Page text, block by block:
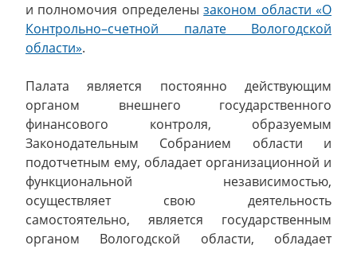
и полномочия определенызаконом области «О
Контрольно–счетной палате Вологодской
области».
Палата является постоянно действующим
органом внешнего государственного
финансового контроля, образуемым
Законодательным Собранием области и
подотчетным ему, обладает организационной и
функциональной независимостью,
осуществляет свою деятельность
самостоятельно, является государственным
органом Вологодской области, обладает